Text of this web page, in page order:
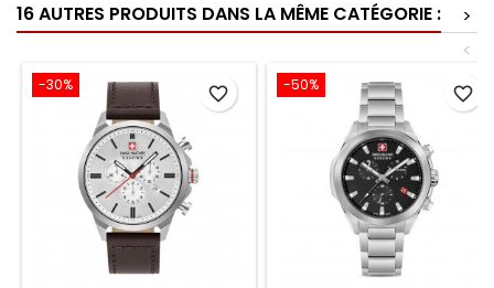
16 AUTRES PRODUITS DANS LA MÊME CATÉGORIE :
>
<
-30% favorite_border -50% favorite_border